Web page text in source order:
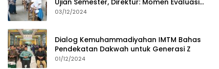
Proses Pembelajaran
03/12/2024
Dialog Kemuhammadiyahan IMTM Bahas
Pendekatan Dakwah untuk Generasi Z
01/12/2024